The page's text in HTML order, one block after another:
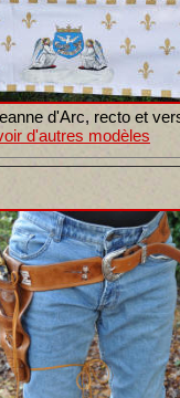
d'Arc, recto et
d'autres modèles